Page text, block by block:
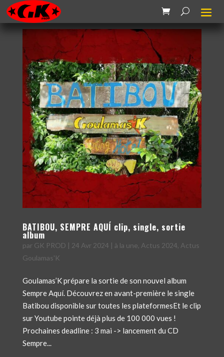
BATIBOU, SEMPRE AQUÍ clip, single, sortie
album
par GK PROD | 24 Avr 2024 | à la une Actus 2024 Actus
Goulamas'K
Goulamas’K prépare la sortie de son nouvel album
Sempre Aquí. Découvrez en avant-première le single
Batibou disponible sur toutes les plateformesEt le clip
sur Youtube pointe déjà plus de 100 000 vues !
Prochaines deadline : 3 mai -> lancement du CD
Sempre...